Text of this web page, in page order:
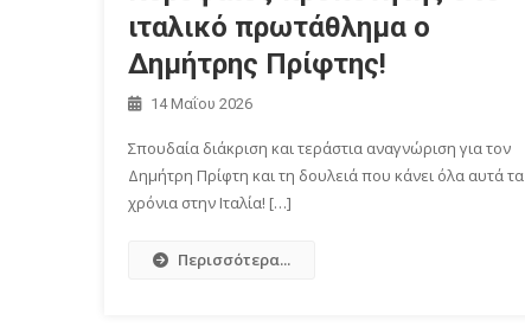
ιταλικό πρωτάθλημα ο
Δημήτρης Πρίφτης!
14 Μαΐου 2026
Σπουδαία διάκριση και τεράστια αναγνώριση για τον
Δημήτρη Πρίφτη και τη δουλειά που κάνει όλα αυτά τα
χρόνια στην Ιταλία! […]
Περισσότερα...